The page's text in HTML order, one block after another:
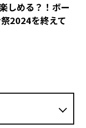
しめる？！ボー
2024を終えて